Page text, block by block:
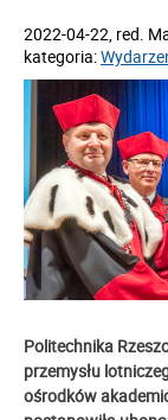
2022-04-22, red.
kategoria:
Politechnika
przemysłu
ośrodków